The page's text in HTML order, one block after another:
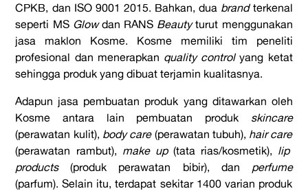
CPKB, dan ISO 9001 2015. Bahkan, dua brandterkenal
seperti MS Glowdan RANS Beautyturut menggunakan
jasa maklon Kosme. Kosme memiliki tim peneliti
profesional dan menerapkan quality controlyang ketat
sehingga produk yang dibuat terjamin kualitasnya.
Adapun jasa pembuatan produk yang ditawarkan oleh
Kosme antara lain pembuatan produk skincare
(perawatan kulit), body care(perawatan tubuh), hair care
(perawatan rambut), make up(tata rias/kosmetik), lip
products(produk perawatan bibir), dan perfume
(parfum). Selain itu, terdapat sekitar 1400 varian produk